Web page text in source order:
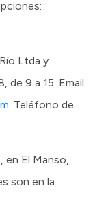
Ltda y
de 9 a 15. Email
. Teléfono de
El Manso,
son en la